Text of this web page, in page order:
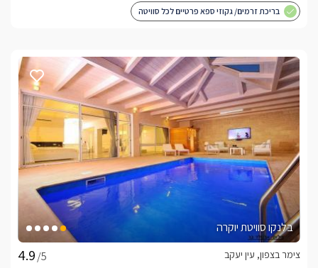
בריכת זרמים/ גקוזי ספא פרטיים לכל סוויטה
בלנקו סוויטת יוקרה
/5
צימר בצפון, עין יעקב